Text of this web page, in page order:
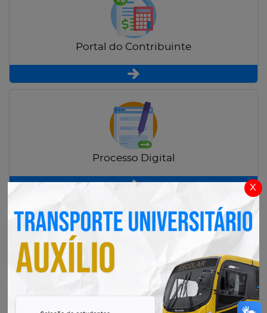
x
Portal do Contribuinte
Processo Digital
Radar Transparência Pública